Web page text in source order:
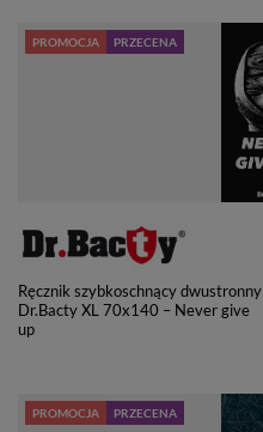
PROMOCJA PRZECENA
Ręcznik szybkoschnący dwustronny
Dr.Bacty XL 70x140 – Never give
up
PROMOCJA PRZECENA